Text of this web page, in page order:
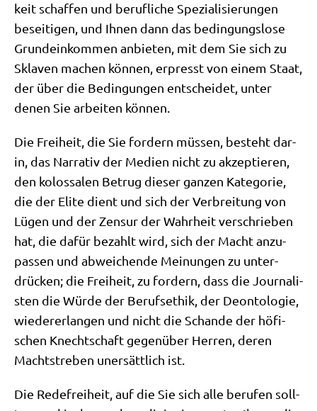
keit schaf­fen und beruf­li­che Spe­zia­li­sie­run­gen
besei­ti­gen, und Ihnen dann das bedin­gungs­lo­se
Grund­ein­kom­men anbie­ten, mit dem Sie sich zu
Skla­ven machen kön­nen, erpresst von einem Staat,
der über die Bedin­gun­gen ent­schei­det, unter
denen Sie arbei­ten können.
Die Frei­heit, die Sie for­dern müs­sen, besteht dar­
in, das Nar­ra­tiv der Medi­en nicht zu akzep­tie­ren,
den kolos­sa­len Betrug die­ser gan­zen Kate­go­rie,
die der Eli­te dient und sich der Ver­brei­tung von
Lügen und der Zen­sur der Wahr­heit ver­schrie­ben
hat, die dafür bezahlt wird, sich der Macht anzu­
pas­sen und abwei­chen­de Mei­nun­gen zu unter­
drücken; die Frei­heit, zu for­dern, dass die Jour­na­li­
sten die Wür­de der Berufs­ethik, der Deon­to­lo­gie,
wie­der­erlan­gen und nicht die Schan­de der höfi­
schen Knecht­schaft gegen­über Her­ren, deren
Macht­stre­ben uner­sätt­lich ist.
Die Rede­frei­heit, auf die Sie sich alle beru­fen soll­